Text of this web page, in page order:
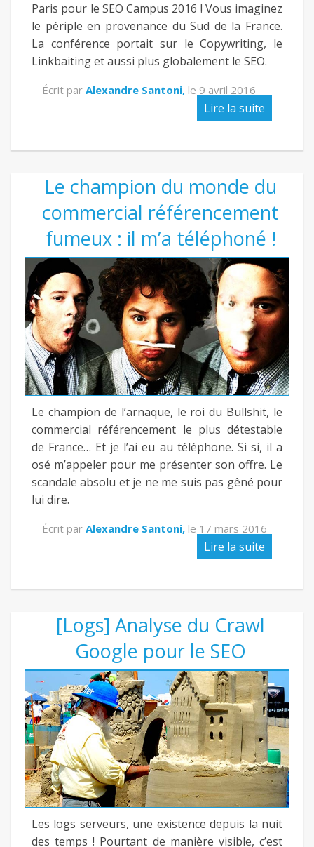
Paris pour le SEO Campus 2016 ! Vous imaginez
le périple en provenance du Sud de la France.
La conférence portait sur le Copywriting, le
Linkbaiting et aussi plus globalement le SEO.
Écrit par Alexandre Santoni, le 9 avril 2016
Lire la suite
Le champion du monde du
commercial référencement
fumeux : il m’a téléphoné !
Le champion de l’arnaque, le roi du Bullshit, le
commercial référencement le plus détestable
de France… Et je l’ai eu au téléphone. Si si, il a
osé m’appeler pour me présenter son offre. Le
scandale absolu et je ne me suis pas gêné pour
lui dire.
Écrit par Alexandre Santoni, le 17 mars 2016
Lire la suite
[Logs] Analyse du Crawl
Google pour le SEO
Les logs serveurs, une existence depuis la nuit
des temps ! Pourtant de manière visible, c’est